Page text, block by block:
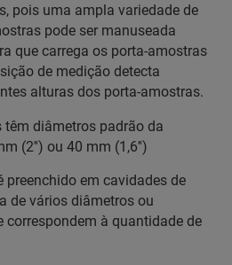
pois uma ampla variedade de
pode ser manuseada
que carrega os porta-amostras
de medição detecta
alturas dos porta-amostras.
têm diâmetros padrão da
(2'') ou 40 mm (1,6'')
preenchido em cavidades de
de vários diâmetros ou
correspondem à quantidade de